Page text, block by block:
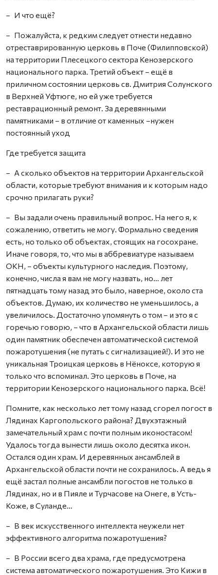
– И что ещё?
– Пожалуйста, к редким следует отнести недавно
отреставрированную церковь в Поче (Филипповской)
на территории Плесецкого сектора Кенозерского
национального парка. Третий объект – ещё в
приличном состоянии церковь св. Дмитрия Солунского
в Верхней Уфтюге, но ей уже требуется
реставрационный ремонт. За деревянными
памятниками – в отличие от каменных –нужен
постоянный уход
Где требуется защита
– А сколько объектов на территории Архангельской
области, которые требуют внимания и к которым надо
срочно прилагать руки?
– Вы задали очень правильный вопрос. На него я, к
сожалению, ответить не могу. Формально сведения
есть, но только об объектах, стоящих на госохране.
Иначе говоря, то, что мы в аббревиатуре называем
ОКН, – объекты культурного наследия. Поэтому,
конечно, числа я вам не могу назвать, но… лет
пятнадцать тому назад это было, наверное, около ста
объектов. Думаю, их количество не уменьшилось, а
увеличилось. Достаточно упомянуть о том – и это я с
горечью говорю, – что в Архангельской области лишь
один памятник обеспечен автоматической системой
пожаротушения (не путать с сигнализацией!). И это не
уникальная Троицкая церковь в Нёноксе, которую я
только что вспоминал. Это церковь в Поче, на
территории Кенозерского национального парка. Всё!
Помните, как несколько лет тому назад сгорел погост в
Лядинах Каргопольского района? Двухэтажный
замечательный храм с почти полным иконостасом!
Удалось тогда вынести лишь около десятка икон.
Остался один храм. И деревянных ансамблей в
Архангельской области почти не сохранилось. А ведь я
ещё застал полные ансамбли погостов не только в
Лядинах, но и в Пияле и Турчасове на Онеге, в Усть-
Коже, в Суланде…
– В век искусственного интеллекта неужели нет
эффективного алгоритма пожаротушения?
– В России всего два храма, где предусмотрена
система автоматического пожаротушения. Это Кижи в